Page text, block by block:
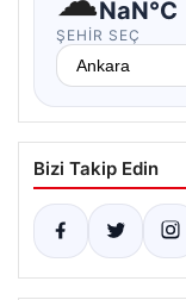
NaN°C
ŞEHIR SEÇ
Bizi Takip Edin